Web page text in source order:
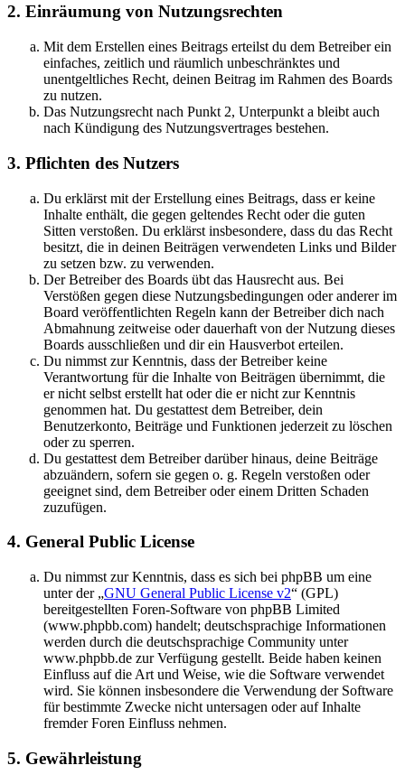
2. Einräumung von Nutzungsrechten
Mit dem Erstellen eines Beitrags erteilst du dem Betreiber ein
einfaches, zeitlich und räumlich unbeschränktes und
unentgeltliches Recht, deinen Beitrag im Rahmen des Boards
zu nutzen.
Das Nutzungsrecht nach Punkt 2, Unterpunkt a bleibt auch
nach Kündigung des Nutzungsvertrages bestehen.
3. Pflichten des Nutzers
Du erklärst mit der Erstellung eines Beitrags, dass er keine
Inhalte enthält, die gegen geltendes Recht oder die guten
Sitten verstoßen. Du erklärst insbesondere, dass du das Recht
besitzt, die in deinen Beiträgen verwendeten Links und Bilder
zu setzen bzw. zu verwenden.
Der Betreiber des Boards übt das Hausrecht aus. Bei
Verstößen gegen diese Nutzungsbedingungen oder anderer im
Board veröffentlichten Regeln kann der Betreiber dich nach
Abmahnung zeitweise oder dauerhaft von der Nutzung dieses
Boards ausschließen und dir ein Hausverbot erteilen.
Du nimmst zur Kenntnis, dass der Betreiber keine
Verantwortung für die Inhalte von Beiträgen übernimmt, die
er nicht selbst erstellt hat oder die er nicht zur Kenntnis
genommen hat. Du gestattest dem Betreiber, dein
Benutzerkonto, Beiträge und Funktionen jederzeit zu löschen
oder zu sperren.
Du gestattest dem Betreiber darüber hinaus, deine Beiträge
abzuändern, sofern sie gegen o. g. Regeln verstoßen oder
geeignet sind, dem Betreiber oder einem Dritten Schaden
zuzufügen.
4. General Public License
Du nimmst zur Kenntnis, dass es sich bei phpBB um eine
unter der „GNU General Public License v2“ (GPL)
bereitgestellten Foren-Software von phpBB Limited
(www.phpbb.com) handelt; deutschsprachige Informationen
werden durch die deutschsprachige Community unter
www.phpbb.de zur Verfügung gestellt. Beide haben keinen
Einfluss auf die Art und Weise, wie die Software verwendet
wird. Sie können insbesondere die Verwendung der Software
für bestimmte Zwecke nicht untersagen oder auf Inhalte
fremder Foren Einfluss nehmen.
5. Gewährleistung